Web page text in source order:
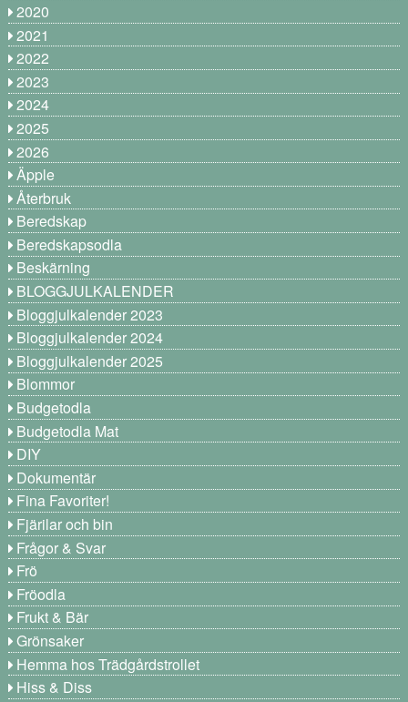
2020
2021
2022
2023
2024
2025
2026
Äpple
Återbruk
Beredskap
Beredskapsodla
Beskärning
BLOGGJULKALENDER
Bloggjulkalender 2023
Bloggjulkalender 2024
Bloggjulkalender 2025
Blommor
Budgetodla
Budgetodla Mat
DIY
Dokumentär
Fina Favoriter!
Fjärilar och bin
Frågor & Svar
Frö
Fröodla
Frukt & Bär
Grönsaker
Hemma hos Trädgårdstrollet
Hiss & Diss